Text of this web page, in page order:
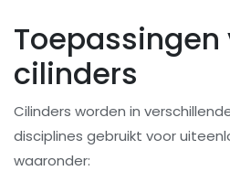
Toepassingen
cilinders
Cilinders worden in
disciplines gebruikt voor
waaronder: